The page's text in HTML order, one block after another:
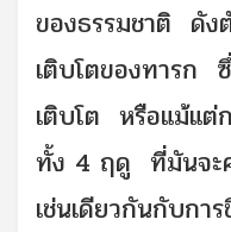
ของธรรมชาติ ดัง
เติบโตของทารก
เติบโต หรือแม้แต่
ทั้ง 4 ฤดู ที่มันจะ
เช่นเดียวกันกับกา